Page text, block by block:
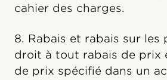
cahier des charges.
8. Rabais et rabais sur les
droit à tout rabais de prix
de prix spécifié dans un